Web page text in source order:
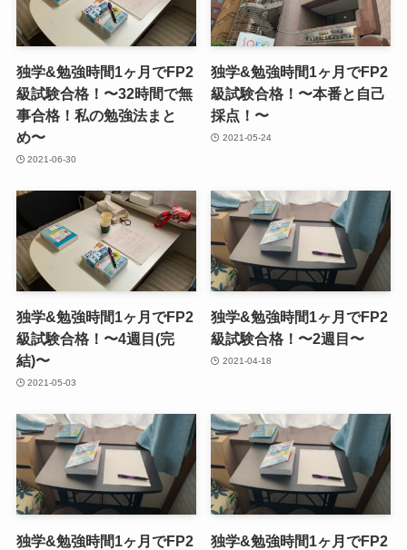
独学&勉強時間1ヶ月でFP2
級試験合格！〜32時間で無
事合格！私の勉強法まと
め〜
2021-06-30
独学&勉強時間1ヶ月でFP2
級試験合格！〜本番と自己
採点！〜
2021-05-24
独学&勉強時間1ヶ月でFP2
級試験合格！〜4週目(完
結)〜
2021-05-03
独学&勉強時間1ヶ月でFP2
級試験合格！〜2週目〜
2021-04-18
独学&勉強時間1ヶ月でFP2
独学&勉強時間1ヶ月でFP2